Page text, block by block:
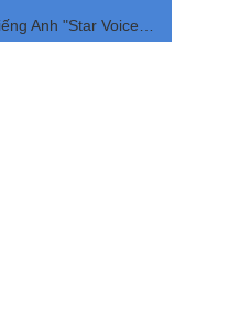
Cuộc thi hùng biện tiếng Anh "Star Voice" đã kết thúc thành công.